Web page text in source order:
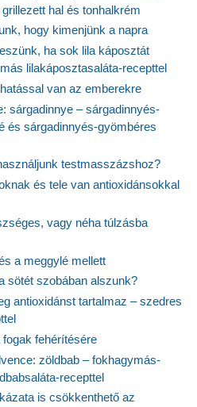
hal és tonhalkrém
hogy kimenjünk a napra
ha sok lila káposztát
lilakáposztasaláta-recepttel
van az emberekre
sárgadinnye – sárgadinnyés-
és sárgadinnyés-gyömbéres
testmasszázshoz?
és tele van antioxidánsokkal
vagy néha túlzásba
a meggylé mellett
sötét szobában alszunk?
antioxidánst tartalmaz – szedres
fehérítésére
zöldbab – fokhagymás-
recepttel
is csökkenthető az